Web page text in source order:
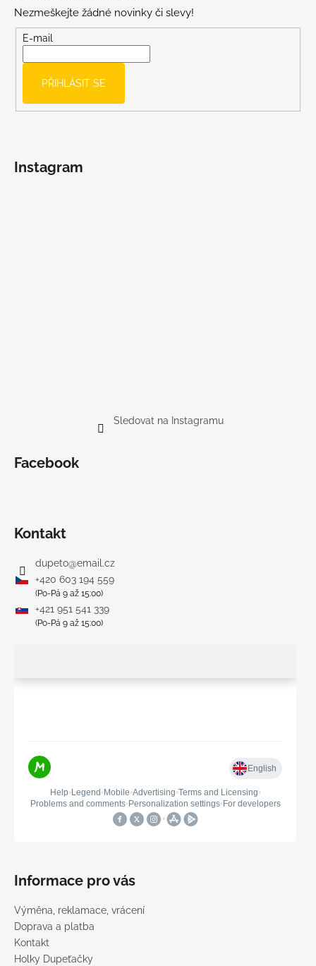
Nezmeškejte žádné novinky či slevy!
E-mail
PŘIHLÁSIT SE
Instagram
Sledovat na Instagramu
Facebook
Kontakt
dupeto@email.cz
+420 603 194 559
(Po-Pá 9 až 15:00)
+421 951 541 339
(Po-Pá 9 až 15:00)
Informace pro vás
Výměna, reklamace, vrácení
Doprava a platba
Kontakt
Holky Dupeťačky